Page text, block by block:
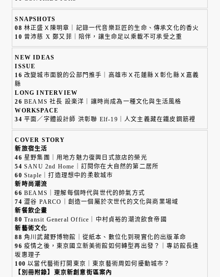
SNAPSHOTS
08 林正盛Ｘ陳明章｜記錄一代音樂巨匠的生命、傳承文化的香火
10 曾沛慈 X 鄭又菲｜陪伴，讓生命足以乘載不可承受之重
NEW IDEAS
ISSUE
16 改變城市面貌的公部門推手｜高雄市Ｘ花蓮縣Ｘ彰化縣Ｘ嘉義
縣
LONG INTERVIEW
26 BEAMS 社長 設楽洋｜讓時尚成為一種文化與生活風格
WORKSPACE
34 平面／字體設計師 洪彰聯 Elf-19｜人文主義藏在鐵皮鋼筋裡
COVER STORY
新旅宿生活
46 星野集團｜用地方魅力復興日式旅店的榮光
54 SANU 2nd Home｜訂閱你在大自然的第二居所
60 Staple｜打造理想中的柔軟城市
新時尚潮流
66 BEAMS｜理解每個時代與世代的帥氣方式
74 澀谷 PARCO｜創造一個屬於次世代的文化與商業場域
新餐飲企畫
80 Transit General Office｜中村貞裕的潮流飲食帝國
新藝術文化
88 角川武藏野博物館｜從紙本、數位化到現實化的出版革命
96 疫情之後，東京國立新美術館如何轉型再出發？｜專訪館長逢
坂惠理子
100 以當代藝術打開東京｜東京藝術周如何擾動城市？
【別冊附錄】東京新創意街區案內